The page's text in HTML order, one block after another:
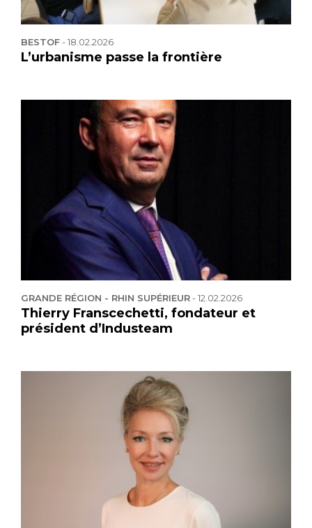
BESTOF-18.02.2026
L’urbanisme passe la frontière
GRANDE RÉGION - RHIN SUPÉRIEUR-12.02.2026
Thierry Franscechetti, fondateur et
président d’Industeam